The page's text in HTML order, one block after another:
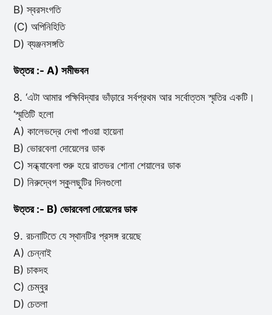
B) স্বরসংগতি
(C) অপিনিহিতি
D) ব্যঞ্জনসঙ্গতি
উত্তর :- A) সমীভবন
8. ‘এটা আমার পক্ষিবিদ্যার ভাঁড়ারে সর্বপ্রথম আর সর্বোত্তম স্মৃতির একটি।
‘স্মৃতিটি হলো
A) কালেভদ্রে দেখা পাওয়া হায়েনা
B) ভোরবেলা দোয়েলের ডাক
C) সন্ধ্যাবেলা শুরু হয়ে রাতভর শোনা শেয়ালের ডাক
D) নিরুদ্বেগ স্কুলছুটির দিনগুলো
উত্তর :- B) ভোরবেলা দোয়েলের ডাক
9. রচনাটিতে যে স্থানটির প্রসঙ্গ রয়েছে
A) চেন্নাই
B) চাকদহ
C) চেম্বুর
D) চেতলা